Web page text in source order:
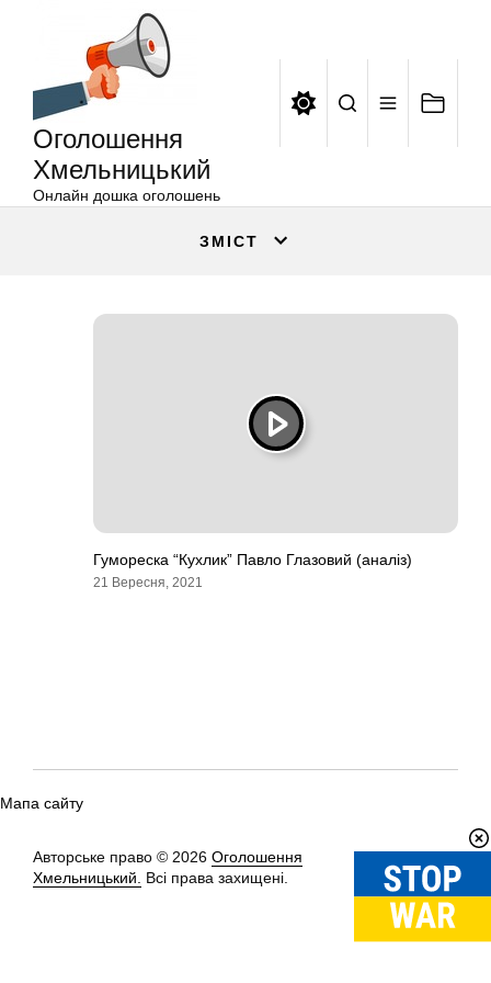
Оголошення
Хмельницький
Онлайн дошка оголошень
ЗМІСТ
Гумореска “Кухлик” Павло Глазовий (аналіз)
21 Вересня, 2021
Мапа сайту
Авторське право © 2026 Оголошення
Хмельницький.
Всі права захищені.
Вгору↑